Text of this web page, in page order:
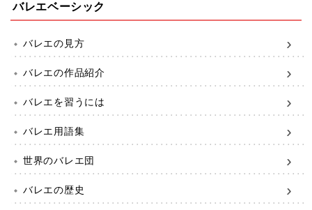
バレエベーシック
バレエの見方
バレエの作品紹介
バレエを習うには
バレエ用語集
世界のバレエ団
バレエの歴史